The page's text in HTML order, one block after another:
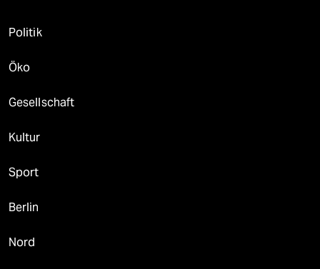
Politik
Öko
Gesellschaft
Kultur
Sport
Berlin
Nord